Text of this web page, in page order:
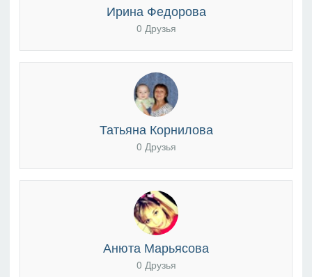
Ирина Федорова
0 Друзья
Татьяна Корнилова
0 Друзья
Анюта Марьясова
0 Друзья